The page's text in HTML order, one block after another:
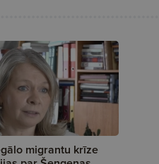
migrantu krīze